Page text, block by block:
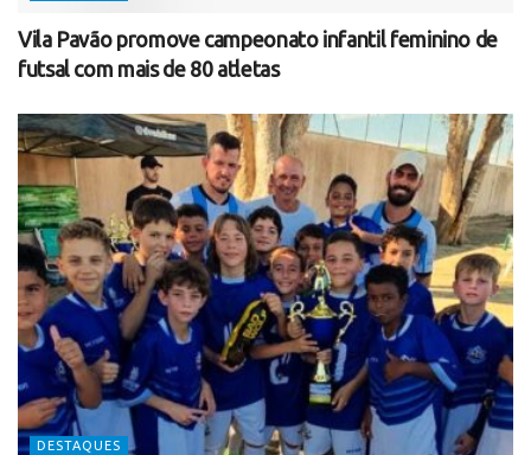
Vila Pavão promove campeonato infantil feminino de
futsal com mais de 80 atletas
DESTAQUES